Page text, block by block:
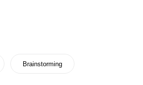
Brainstorming